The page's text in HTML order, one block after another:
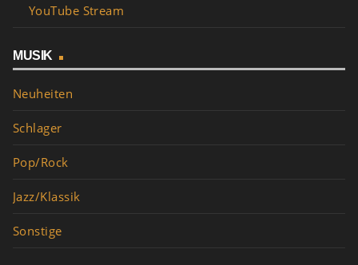
YouTube Stream
MUSIK
Neuheiten
Schlager
Pop/Rock
Jazz/Klassik
Sonstige